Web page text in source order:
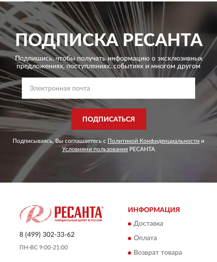
ПОДПИСКАРЕСАНТА
Подпишись, чтобы получать информацию о эксклюзивных
предложениях, поступлениях, событиях и многом другом
ПОДПИСАТЬСЯ
Подписываясь, Вы соглашаетесь с Политикой Конфиденциальности и
Условиями пользования РЕСАНТА
8 (499) 302-33-62
ПН-ВС 9:00-21:00
ИНФОРМАЦИЯ
Доставка
Оплата
Возврат товара